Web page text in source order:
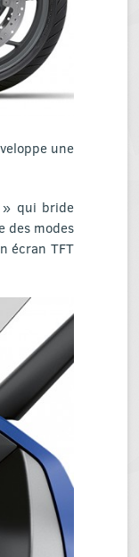
une
» qui bride
des modes
écran TFT